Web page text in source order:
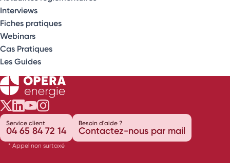
Interviews
Fiches pratiques
Webinars
Cas Pratiques
Les Guides
Opéra Énergie sur Twitter
Opéra Énergie sur LinkedIn
Opéra Énergie sur Youtube
Opéra Énergie sur Instagram
Service client
04 65 84 72 14
* Appel non surtaxé
Besoin d'aide ?
Contactez-nous par mail